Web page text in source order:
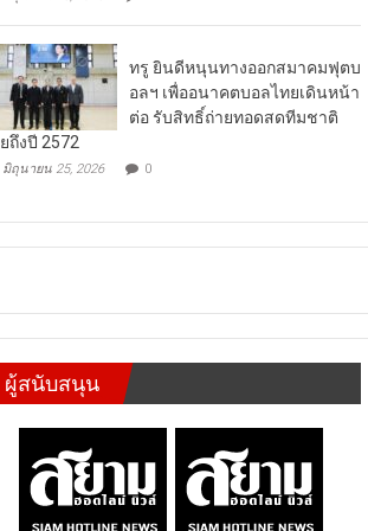
ทรู ยินดีหนุนทางออกสมาคมฟุตบ
อลฯ เพื่ออนาคตบอลไทยเดินหน้า
ต่อ รับสิทธิ์ถ่ายทอดสดทีมชาติ
ถึงปี 2572
มิถุนายน 25, 2026 0
ผู้สนับสนุน